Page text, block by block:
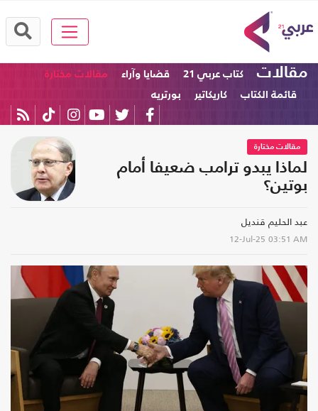
مقالات كتاب عربي 21 قضايا وآراء
مقالات مختارة
قائمة الكتاب
كاريكاتير بورتريه
مقالات مختارة
لماذا يبدو ترامب ضعيفا أمام
بوتين؟
عبد الحليم قنديل
12-Jul-25 03:51 AM